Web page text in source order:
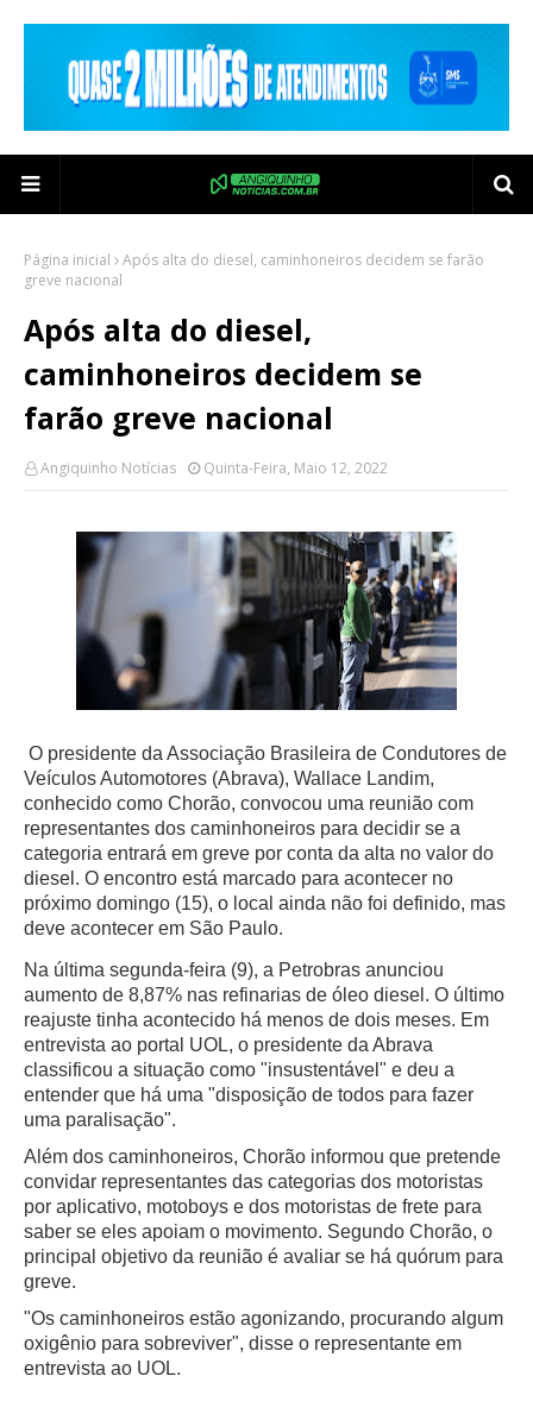
Página inicial
Após alta do diesel, caminhoneiros decidem se farão
greve nacional
Após alta do diesel,
caminhoneiros decidem se
farão greve nacional
Angiquinho Notícias Quinta-Feira, Maio 12, 2022
O presidente da Associação Brasileira de Condutores de
Veículos Automotores (Abrava), Wallace Landim,
conhecido como Chorão, convocou uma reunião com
representantes dos caminhoneiros para decidir se a
categoria entrará em greve por conta da alta no valor do
diesel. O encontro está marcado para acontecer no
próximo domingo (15), o local ainda não foi definido, mas
deve acontecer em São Paulo.
Na última segunda-feira (9), a Petrobras anunciou
aumento de 8,87% nas refinarias de óleo diesel. O último
reajuste tinha acontecido há menos de dois meses. Em
entrevista ao portal UOL, o presidente da Abrava
classificou a situação como "insustentável" e deu a
entender que há uma "disposição de todos para fazer
uma paralisação".
Além dos caminhoneiros, Chorão informou que pretende
convidar representantes das categorias dos motoristas
por aplicativo, motoboys e dos motoristas de frete para
saber se eles apoiam o movimento. Segundo Chorão, o
principal objetivo da reunião é avaliar se há quórum para
greve.
"Os caminhoneiros estão agonizando, procurando algum
oxigênio para sobreviver", disse o representante em
entrevista ao UOL.